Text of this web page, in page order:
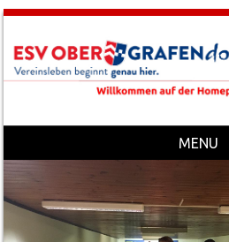
MENU
Skip to content